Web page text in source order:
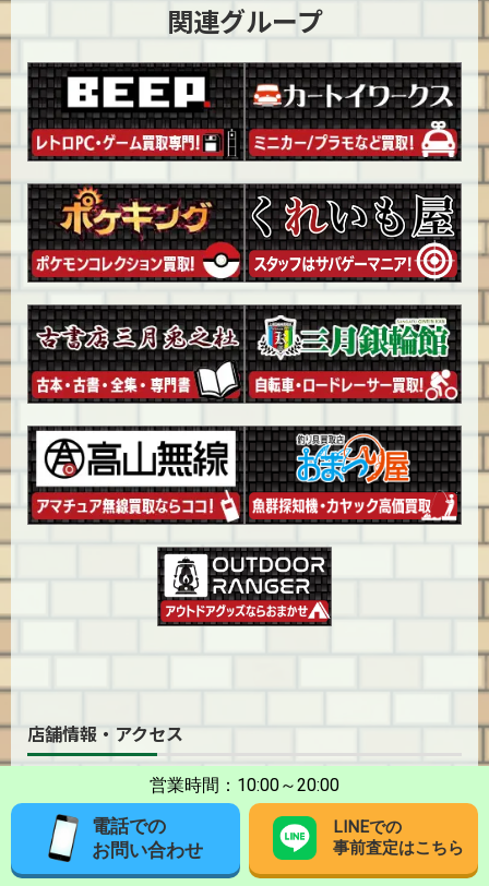
関連グループ
店舗情報・アクセス
〒216-0005
営業時間：10:00～20:00
電話での
お問い合わせ
LINEでの
事前査定はこちら